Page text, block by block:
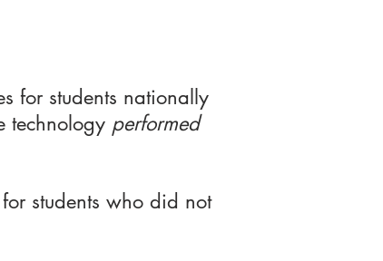
for students nationally
technology performed
students who did not